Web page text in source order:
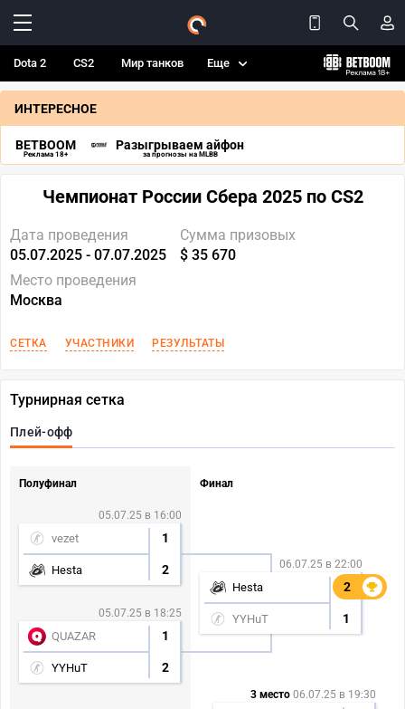
Dota 2 CS2 Мир танков Еще
ИНТЕРЕСНОЕ
BETBOOM
Реклама 18+
Разыгрываем айфон
за прогнозы на MLBB
Чемпионат России Сбера 2025 по CS2
Дата проведения
05.07.2025 - 07.07.2025
Сумма призовых
$ 35 670
Место проведения
Москва
СЕТКА УЧАСТНИКИ РЕЗУЛЬТАТЫ
Турнирная сетка
Плей-офф
Полуфинал
05.07.25 в 16:00
vezet 1
Hesta 2
05.07.25 в 18:25
QUAZAR 1
YYHuT 2
Финал
06.07.25 в 22:00
Hesta 2
2
YYHuT 1
3 место 06.07.25 в 19:30